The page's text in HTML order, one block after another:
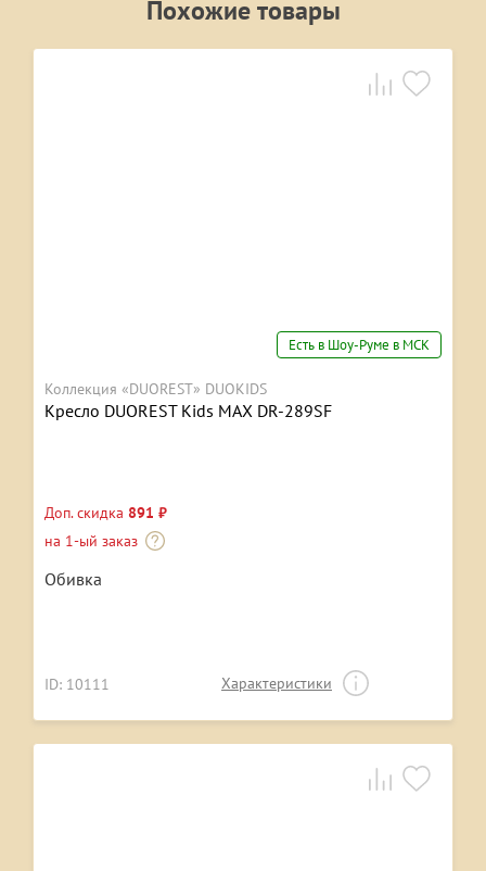
Похожие товары
Есть в Шоу-Руме в МСК
Коллекция «DUOREST» DUOKIDS
Кресло DUOREST Kids MAX DR-289SF
Доп. скидка 891 ₽
на 1-ый заказ
Обивка
ID: 10111 Характеристики